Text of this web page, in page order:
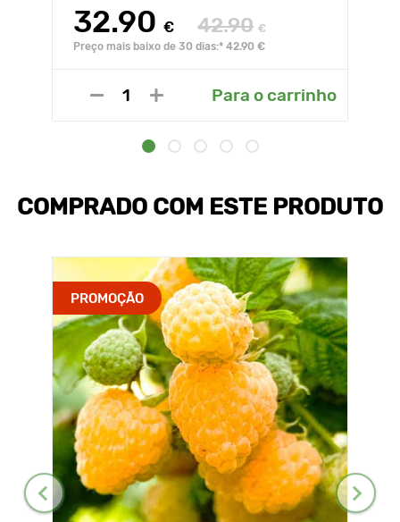
32.90 € 42.90 €
Preço mais baixo de 30 dias:* 42.90 €
Para o carrinho
COMPRADO COM ESTE PRODUTO
PROMOÇÃO